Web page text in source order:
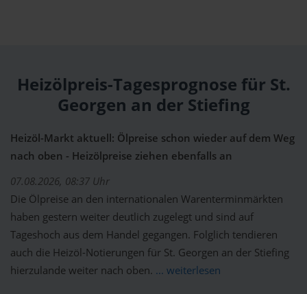
Heizölpreis-Tagesprognose für St.
Georgen an der Stiefing
Heizöl-Markt aktuell: Ölpreise schon wieder auf dem Weg
nach oben - Heizölpreise ziehen ebenfalls an
07.08.2026, 08:37 Uhr
Die Ölpreise an den internationalen Warenterminmärkten
haben gestern weiter deutlich zugelegt und sind auf
Tageshoch aus dem Handel gegangen. Folglich tendieren
auch die Heizöl-Notierungen für St. Georgen an der Stiefing
hierzulande weiter nach oben. ... weiterlesen